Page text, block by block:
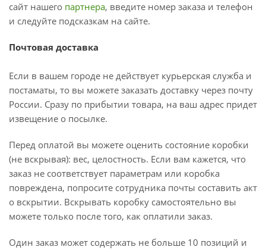
сайт нашего партнера, введите номер заказа и телефон
и следуйте подсказкам на сайте.
Почтовая доставка
Если в вашем городе не действует курьерская служба и
постаматы, то вы можете заказать доставку через почту
России. Сразу по прибытии товара, на ваш адрес придет
извещение о посылке.
Перед оплатой вы можете оценить состояние коробки
(не вскрывая): вес, целостность. Если вам кажется, что
заказ не соответствует параметрам или коробка
повреждена, попросите сотрудника почты составить акт
о вскрытии. Вскрывать коробку самостоятельно вы
можете только после того, как оплатили заказ.
Один заказ может содержать не больше 10 позиций и